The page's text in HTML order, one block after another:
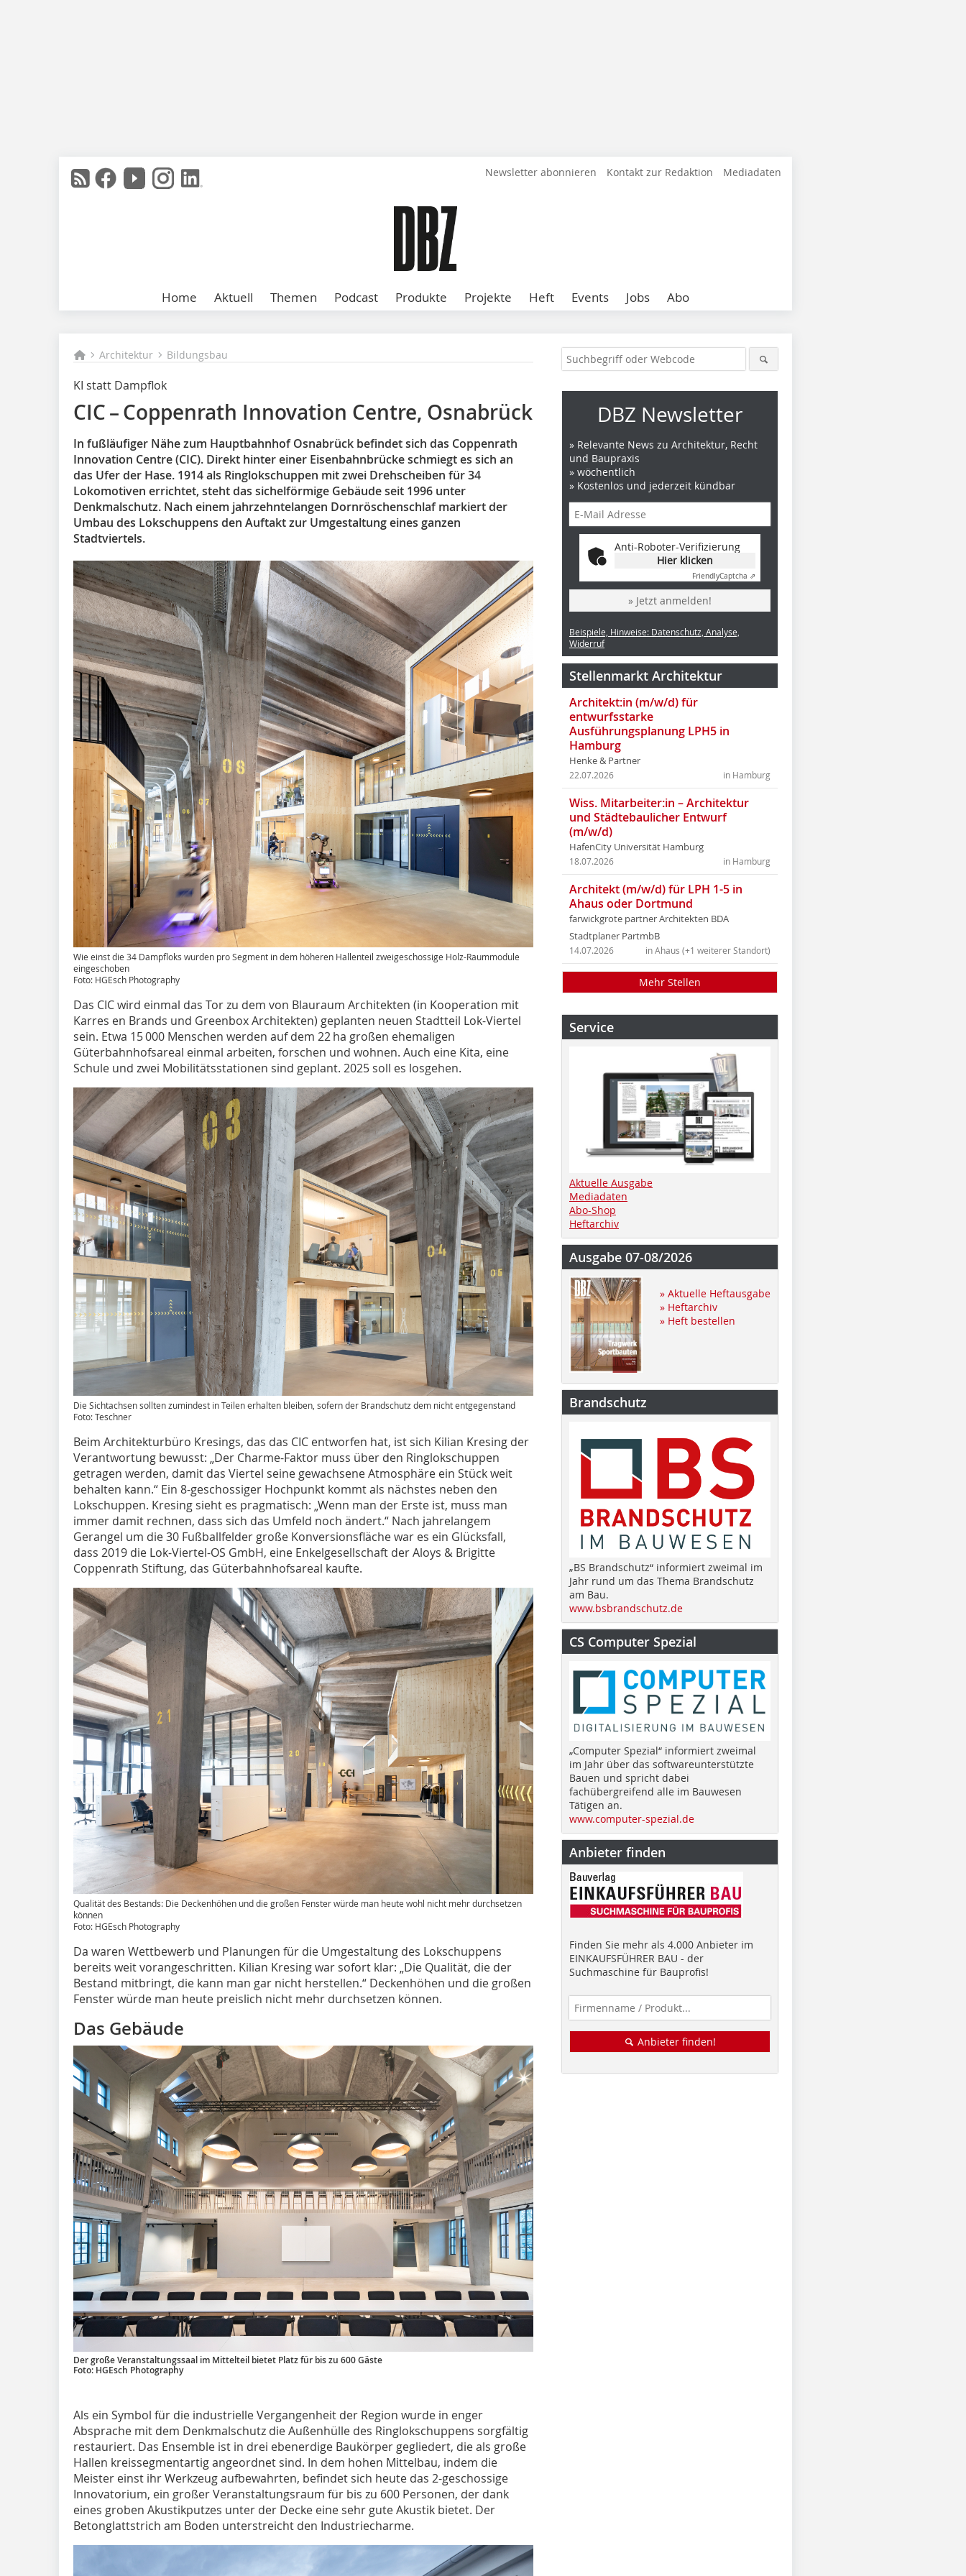
Newsletter abonnieren Kontakt zur Redaktion Mediadaten
Home Aktuell Themen Podcast Produkte Projekte Heft Events Jobs Abo
Architektur Bildungsbau
KI statt Dampflok
CIC – Coppenrath Innovation Centre, Osnabrück
In fußläufiger Nähe zum Hauptbahnhof Osnabrück befindet sich das Coppenrath
Innovation Centre (CIC). Direkt hinter einer Eisenbahnbrücke schmiegt es sich an
das Ufer der Hase. 1914 als Ringlokschuppen mit zwei Drehscheiben für 34
Lokomotiven errichtet, steht das sichelförmige Gebäude seit 1996 unter
Denkmalschutz. Nach einem jahrzehntelangen Dornröschenschlaf markiert der
Umbau des Lokschuppens den Auftakt zur Umgestaltung eines ganzen
Stadtviertels.
Wie einst die 34 Dampfloks wurden pro Segment in dem höheren Hallenteil zweigeschossige Holz-Raummodule
eingeschoben
Foto: HGEsch Photography
Das CIC wird einmal das Tor zu dem von Blauraum Architekten (in Kooperation mit
Karres en Brands und Greenbox Architekten) geplanten neuen Stadtteil Lok-Viertel
sein. Etwa 15 000 Menschen werden auf dem 22 ha großen ehemaligen
Güterbahnhofsareal einmal arbeiten, forschen und wohnen. Auch eine Kita, eine
Schule und zwei Mobilitätsstationen sind geplant. 2025 soll es losgehen.
Die Sichtachsen sollten zumindest in Teilen erhalten bleiben, sofern der Brandschutz dem nicht entgegenstand
Foto: Teschner
Beim Architekturbüro Kresings, das das CIC entworfen hat, ist sich Kilian Kresing der
Verantwortung bewusst: „Der Charme-Faktor muss über den Ringlokschuppen
getragen werden, damit das Viertel seine gewachsene Atmosphäre ein Stück weit
behalten kann.“ Ein 8-geschossiger Hochpunkt kommt als nächstes neben den
Lokschuppen. Kresing sieht es pragmatisch: „Wenn man der Erste ist, muss man
immer damit rechnen, dass sich das Umfeld noch ändert.“ Nach jahrelangem
Gerangel um die 30 Fußballfelder große Konversionsfläche war es ein Glücksfall,
dass 2019 die Lok-Viertel-OS GmbH, eine Enkel­gesellschaft der Aloys & Brigitte
Coppenrath Stiftung, das Güterbahnhofsareal kaufte.
Qualität des Bestands: Die Deckenhöhen und die großen Fenster würde man heute wohl nicht mehr durchsetzen
können
Foto: HGEsch Photography
Da waren Wettbewerb und Planungen für die Umgestaltung des Lokschuppens
bereits weit vorangeschritten. Kilian Kresing war sofort klar: „Die Qualität, die der
Bestand mitbringt, die kann man gar nicht herstellen.“ Deckenhöhen und die großen
Fenster würde man heute preislich nicht mehr durchsetzen können.
Das Gebäude
Der große Veranstaltungssaal im Mittelteil bietet Platz für bis zu 600 Gäste
Foto: HGEsch Photography
Als ein Symbol für die industrielle Vergangenheit der Region wurde in enger
Absprache mit dem Denkmalschutz die Außenhülle des Ringlokschuppens sorgfältig
restauriert. Das Ensemble ist in drei ebenerdige Baukörper gegliedert, die als große
Hallen kreissegmentartig angeordnet sind. In dem hohen Mittelbau, indem die
Meister einst ihr Werkzeug aufbewahrten, befindet sich heute das 2-geschossige
Innovatorium, ein großer Veranstaltungsraum für bis zu 600 Personen, der dank
eines groben Akustikputzes unter der Decke eine sehr gute Akustik bietet. Der
Betonglattstrich am Boden unterstreicht den Industriecharme.
DBZ Newsletter
» Relevante News zu Architektur, Recht
und Baupraxis
» wöchentlich
» Kostenlos und jederzeit kündbar
Anti-Roboter-Verifizierung
Hier klicken
FriendlyCaptcha ⇗
» Jetzt anmelden!
Beispiele, Hinweise: Datenschutz, Analyse,
Widerruf
Stellenmarkt Architektur
Architekt:in (m/w/d) für
entwurfsstarke
Ausführungsplanung LPH5 in
Hamburg
Henke & Partner
in Hamburg
22.07.2026
Wiss. Mitarbeiter:in – Architektur
und Städtebaulicher Entwurf
(m/w/d)
HafenCity Universität Hamburg
in Hamburg
18.07.2026
Architekt (m/w/d) für LPH 1-5 in
Ahaus oder Dortmund
farwickgrote partner Architekten BDA
Stadtplaner PartmbB
in Ahaus (+1 weiterer Standort)
14.07.2026
Mehr Stellen
Service
Aktuelle Ausgabe
Mediadaten
Abo-Shop
Heftarchiv
Ausgabe 07-08/2026
» Aktuelle Heftausgabe
» Heftarchiv
» Heft bestellen
Brandschutz
„BS Brandschutz“ informiert zweimal im
Jahr rund um das Thema Brandschutz
am Bau.
www.bsbrandschutz.de
CS Computer Spezial
„Computer Spezial“ informiert zweimal
im Jahr über das softwareunterstützte
Bauen und spricht dabei
fachübergreifend alle im Bauwesen
Tätigen an.
www.computer-spezial.de
Anbieter finden
Finden Sie mehr als 4.000 Anbieter im
EINKAUFSFÜHRER BAU - der
Suchmaschine für Bauprofis!
Anbieter finden!